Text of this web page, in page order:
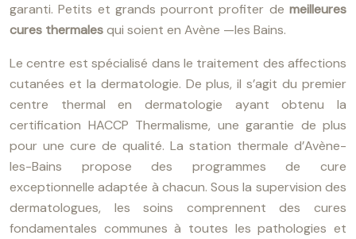
garanti. Petits et grands pourront profiter de meilleures
cures thermalesqui soient en Avène —les Bains.
Le centre est spécialisé dans le traitement des affections
cutanées et la dermatologie. De plus, il s’agit du premier
centre thermal en dermatologie ayant obtenu la
certification HACCP Thermalisme, une garantie de plus
pour une cure de qualité. La station thermale d’Avène-
les-Bains propose des programmes de cure
exceptionnelle adaptée à chacun. Sous la supervision des
dermatologues, les soins comprennent des cures
fondamentales communes à toutes les pathologies et